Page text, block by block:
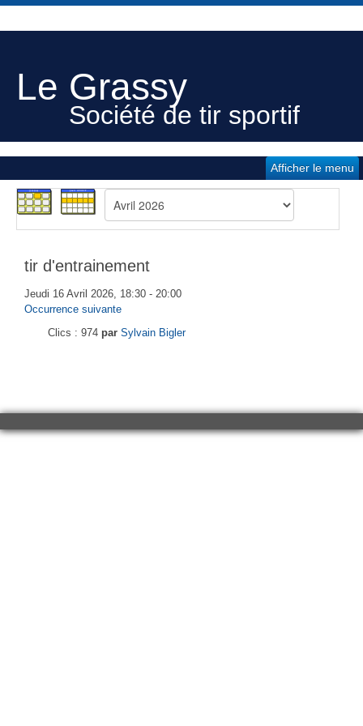
Le Grassy
Société de tir sportif
Afficher le menu
tir d'entrainement
Jeudi 16 Avril 2026, 18:30 - 20:00
Occurrence suivante
Clics : 974 parSylvain Bigler